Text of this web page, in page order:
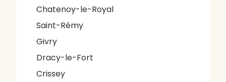
Chatenoy-le-Royal
Saint-Rémy
Givry
Dracy-le-Fort
Crissey